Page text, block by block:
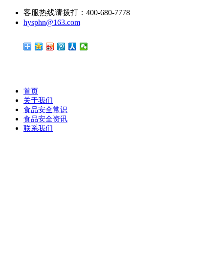
客服热线请拨打：400-680-7778
hysphn@163.com
首页
关于我们
食品安全常识
食品安全资讯
联系我们